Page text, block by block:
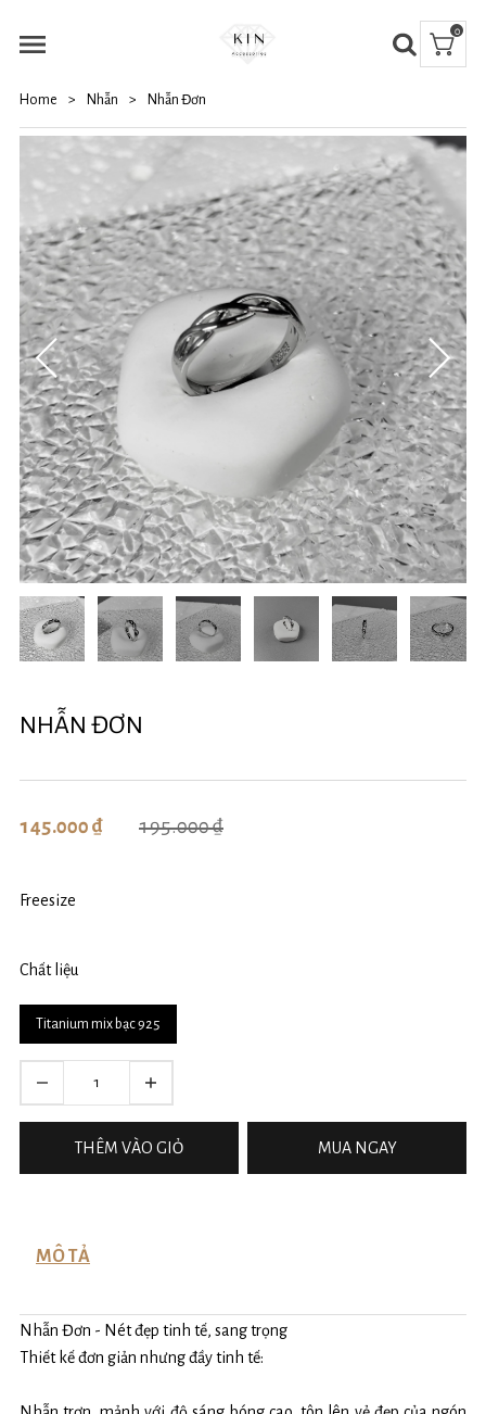
0
Home > Nhẫn > Nhẫn Đơn
NHẪN ĐƠN
195.000 ₫
145.000 ₫
Freesize
Chất liệu
Titanium mix bạc 925
THÊM VÀO GIỎ MUA NGAY
MÔ TẢ
Nhẫn Đơn - Nét đẹp tinh tế, sang trọng
Thiết kế đơn giản nhưng đầy tinh tế: